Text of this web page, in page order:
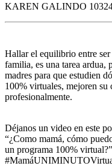
KAREN GALINDO
Hallar el equilibrio entre
familia, es una tarea
madres para que estudien
100% virtuales, mejoren su
profesionalmente.
Déjanos un video en este
“¿Como mamá, cómo
un programa 100%